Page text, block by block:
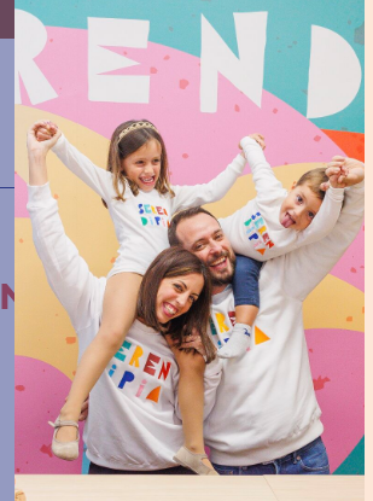
Escribir
Nuestras familias